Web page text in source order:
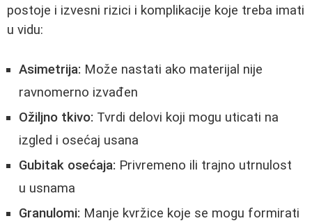
postoje i izvesni rizici i komplikacije koje treba imati
u vidu:
Asimetrija: Može nastati ako materijal nije
ravnomerno izvađen
Ožiljno tkivo: Tvrdi delovi koji mogu uticati na
izgled i osećaj usana
Gubitak osećaja: Privremeno ili trajno utrnulost
u usnama
Granulomi: Manje kvržice koje se mogu formirati